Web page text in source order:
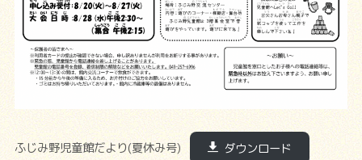
ふじみ野児童館だより(夏休み号) ダウンロード